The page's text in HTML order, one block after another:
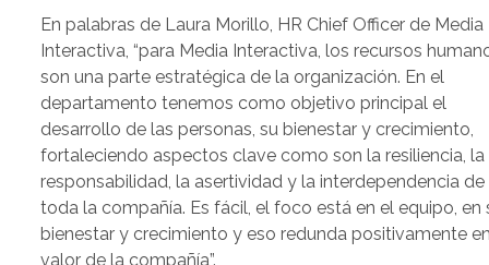
En palabras de Laura Morillo, HR Chief Officer de Media
Interactiva, “para Media Interactiva, los recursos
son una parte estratégica de la organización. En el
departamento tenemos como objetivo principal el
desarrollo de las personas, su bienestar y crecimiento,
fortaleciendo aspectos clave como son la resiliencia, la
responsabilidad, la asertividad y la interdependencia de
toda la compañía. Es fácil, el foco está en el equipo, en
bienestar y crecimiento y eso redunda positivamente
valor de la compañía”.